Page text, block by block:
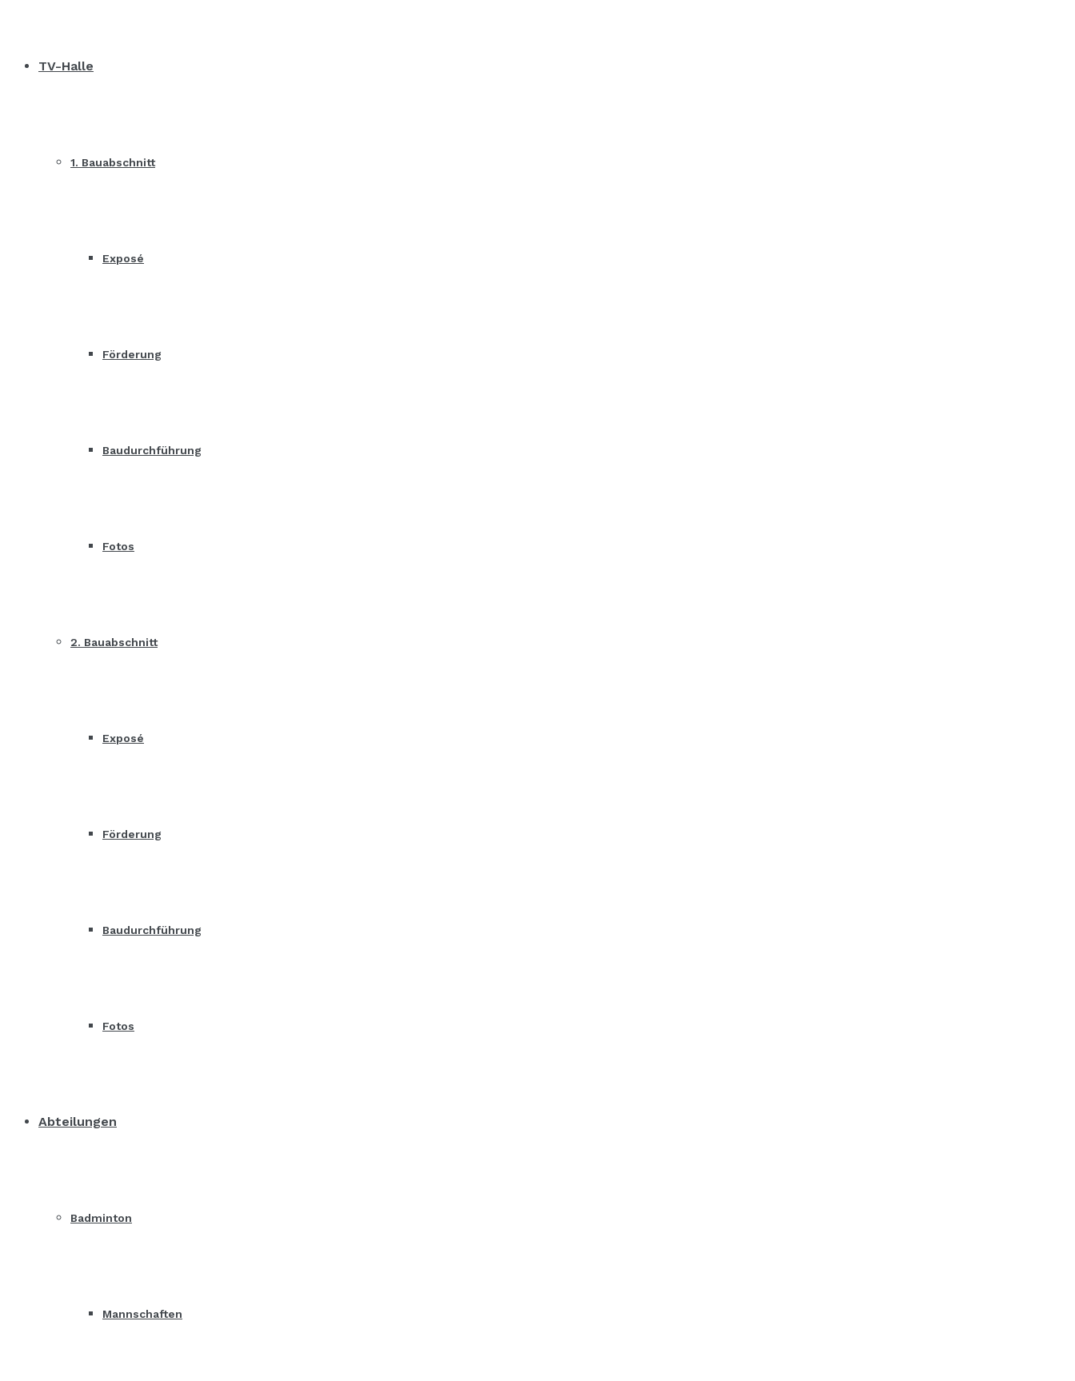
TV-Halle
1. Bauabschnitt
Exposé
Förderung
Baudurchführung
Fotos
2. Bauabschnitt
Exposé
Förderung
Baudurchführung
Fotos
Abteilungen
Badminton
Mannschaften